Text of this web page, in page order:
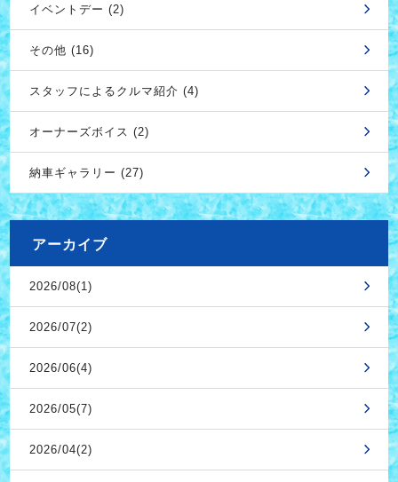
イベントデー (2)
その他 (16)
スタッフによるクルマ紹介 (4)
オーナーズボイス (2)
納車ギャラリー (27)
アーカイブ
2026/08(1)
2026/07(2)
2026/06(4)
2026/05(7)
2026/04(2)